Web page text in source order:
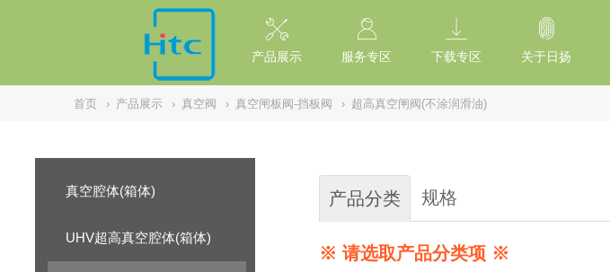
// replaced by scott on 2026/7/20 reason: high risk: Unsafe Implementation Of Subresource Integrity /*
产品展示 服务专区 下载专区 关于日扬
首页 › 产品展示 › 真空阀 › 真空闸板阀-挡板阀 › 超高真空闸阀(不涂润滑油)
真空腔体(箱体)
UHV超高真空腔体(箱体)
产品分类 规格
※ 请选取产品分类项 ※